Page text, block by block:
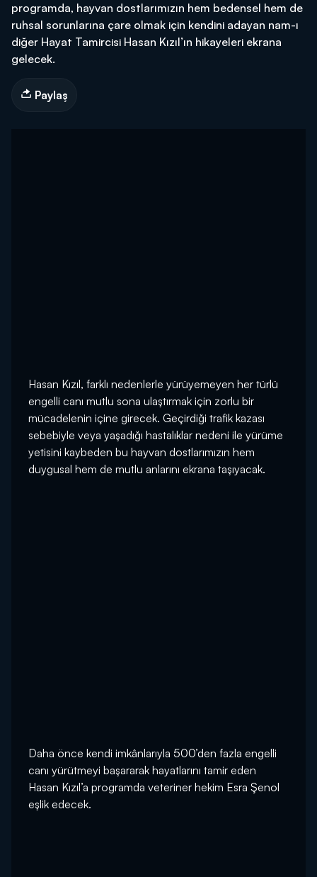
programda, hayvan dostlarımızın hem bedensel hem de
ruhsal sorunlarına çare olmak için kendini adayan nam-ı
diğer Hayat Tamircisi Hasan Kızıl’ın hikayeleri ekrana
gelecek.
Paylaş
Hasan Kızıl, farklı nedenlerle yürüyemeyen her türlü
engelli canı mutlu sona ulaştırmak için zorlu bir
mücadelenin içine girecek. Geçirdiği trafik kazası
sebebiyle veya yaşadığı hastalıklar nedeni ile yürüme
yetisini kaybeden bu hayvan dostlarımızın hem
duygusal hem de mutlu anlarını ekrana taşıyacak.
Daha önce kendi imkânlarıyla 500’den fazla engelli
canı yürütmeyi başararak hayatlarını tamir eden
Hasan Kızıl’a programda veteriner hekim Esra Şenol
eşlik edecek.